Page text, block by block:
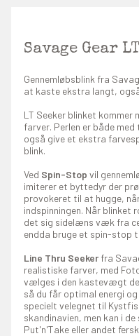
Savage Gear
Gennemløbsblink fra
at kaste ekstra langt,
LT Seeker blinket kommer
farver. Perlen er både
også give et ekstra
blink.
Ved Spin-Stop vil
imiterer et byttedyr der
provokeret til at hugge,
indspinningen. Når blinket
det sig sidelæns væk fra
endda bruge et spin-stop
Line Thru Seekerfra
realistiske farver, med
vælges i den kastevægt
så du får optimal energi
specielt velegnet til
skandinavien, men kan i
Put'n'Take eller andet